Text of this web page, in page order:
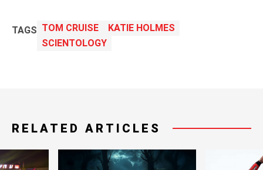
TAGS TOM CRUISE
KATIE HOLMES
SCIENTOLOGY
RELATED ARTICLES